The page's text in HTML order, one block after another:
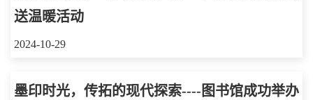
送温暖活动
2024-10-29
墨印时光，传拓的现代探索----图书馆成功举办